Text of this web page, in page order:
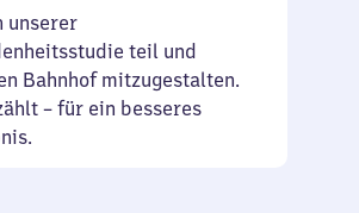
unserer
teil und
Bahnhof mitzugestalten.
– für ein besseres